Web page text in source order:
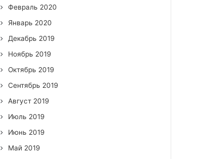
Февраль 2020
Январь 2020
Декабрь 2019
Ноябрь 2019
Октябрь 2019
Сентябрь 2019
Август 2019
Июль 2019
Июнь 2019
Май 2019